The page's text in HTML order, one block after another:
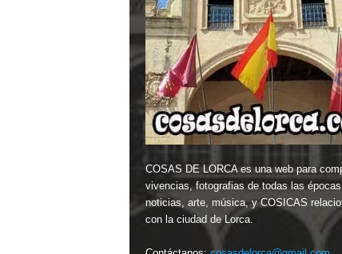
COSAS DE LORCA es una web para
vivencias, fotografias de todas las
noticias, arte, música, y COSICAS
con la ciudad de Lorca.